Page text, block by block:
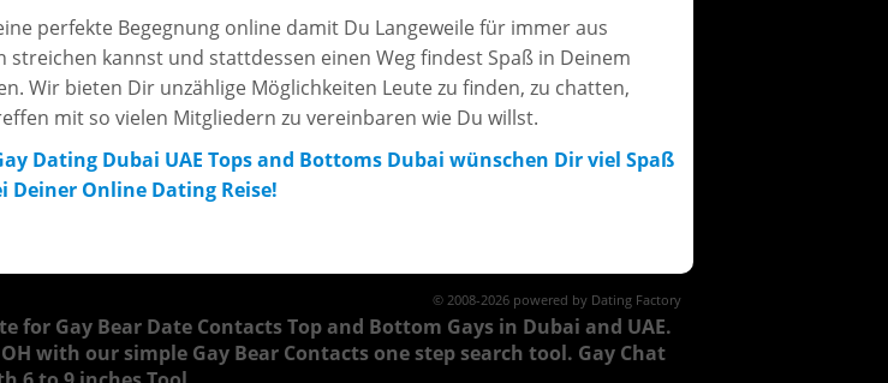
perfekte Begegnung online damit Du Langeweile für immer aus
streichen kannst und stattdessen einen Weg findest Spaß in Deinem
Wir bieten Dir unzählige Möglichkeiten Leute zu finden, zu chatten,
mit so vielen Mitgliedern zu vereinbaren wie Du willst.
Dating Dubai UAE Tops and Bottoms Dubai wünschen Dir viel Spaß
Deiner Online Dating Reise!
© 2008-2026 powered by Dating Factory
Gay Bear Date Contacts Top and Bottom Gays in Dubai and UAE.
with our simple Gay Bear Contacts one step search tool. Gay Chat